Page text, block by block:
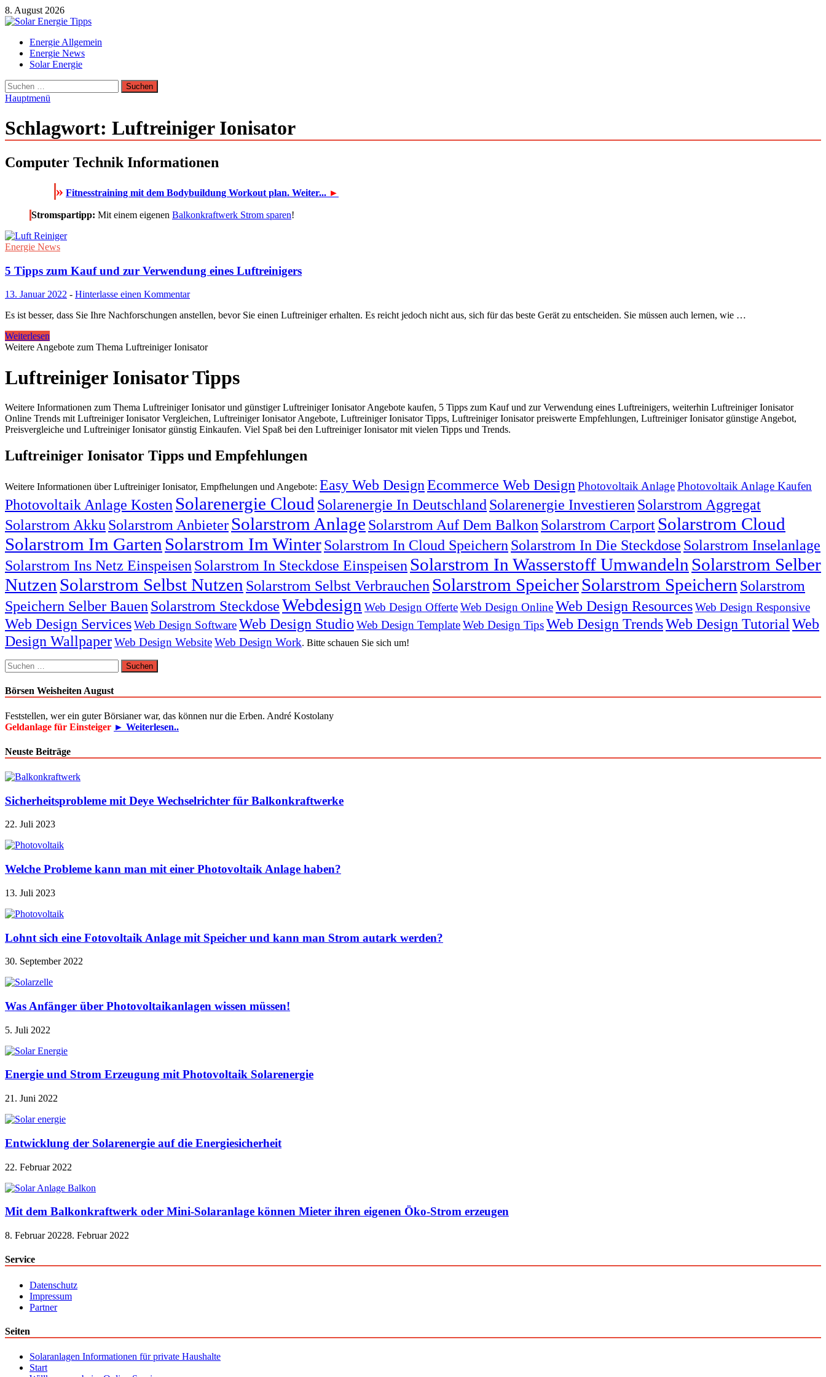
Zum
Inhalt
8. August 2026
Solar Energie Tipps
Solar Energie und Photovoltaik Informationen und Tipps
Energie Allgemein
Energie News
Solar Energie
Suchen
nach:
Hauptmenü
Schlagwort: Luftreiniger Ionisator
Computer Technik Informationen
» Fitnesstraining mit dem Bodybuildung Workout plan. Weiter... ►
Stromspartipp: Mit einem eigenen Balkonkraftwerk Strom sparen!
Energie News
5 Tipps zum Kauf und zur Verwendung eines Luftreinigers
13. Januar 2022 - Hinterlasse einen Kommentar
Es ist besser, dass Sie Ihre Nachforschungen anstellen, bevor Sie einen Luftreiniger erhalten. Es reicht jedoch nicht aus, sich für das beste Gerät zu entscheiden. Sie müssen auch lernen, wie …
Weiterlesen
Weitere Angebote zum Thema Luftreiniger Ionisator
Luftreiniger Ionisator Tipps
Weitere Informationen zum Thema Luftreiniger Ionisator und günstiger Luftreiniger Ionisator Angebote kaufen, 5 Tipps zum Kauf und zur Verwendung eines Luftreinigers, weiterhin Luftreiniger Ionisator
Online Trends mit Luftreiniger Ionisator Vergleichen, Luftreiniger Ionisator Angebote, Luftreiniger Ionisator Tipps, Luftreiniger Ionisator preiswerte Empfehlungen, Luftreiniger Ionisator günstige Angebot,
Preisvergleiche und Luftreiniger Ionisator günstig Einkaufen. Viel Spaß bei den Luftreiniger Ionisator mit vielen Tipps und Trends.
Luftreiniger Ionisator Tipps und Empfehlungen
Weitere Informationen über Luftreiniger Ionisator, Empfhelungen und Angebote: Easy Web DesignEcommerce Web Design Photovoltaik AnlagePhotovoltaik Anlage Kaufen
Photovoltaik Anlage Kosten Solarenergie Cloud Solarenergie In Deutschland Solarenergie Investieren Solarstrom Aggregat
Solarstrom Akku Solarstrom Anbieter Solarstrom Anlage Solarstrom Auf Dem Balkon Solarstrom Carport Solarstrom Cloud
Solarstrom Im Garten Solarstrom Im WinterSolarstrom In Cloud Speichern Solarstrom In Die Steckdose Solarstrom Inselanlage
Solarstrom Ins Netz Einspeisen Solarstrom In Steckdose Einspeisen Solarstrom In Wasserstoff Umwandeln Solarstrom Selber
Nutzen Solarstrom Selbst Nutzen Solarstrom Selbst Verbrauchen Solarstrom SpeicherSolarstrom Speichern Solarstrom
Speichern Selber Bauen Solarstrom SteckdoseWebdesign Web Design OfferteWeb Design OnlineWeb Design ResourcesWeb Design Responsive
Web Design ServicesWeb Design SoftwareWeb Design Studio Web Design TemplateWeb Design TipsWeb Design TrendsWeb Design Tutorial Web
Design WallpaperWeb Design WebsiteWeb Design Work. Bitte schauen Sie sich um!
Suchen
nach:
Börsen Weisheiten August
Feststellen, wer ein guter Börsianer war, das können nur die Erben. André Kostolany
Geldanlage für Einsteiger ► Weiterlesen..
Neuste Beiträge
Sicherheitsprobleme mit Deye Wechselrichter für Balkonkraftwerke
22. Juli 2023
Welche Probleme kann man mit einer Photovoltaik Anlage haben?
13. Juli 2023
Lohnt sich eine Fotovoltaik Anlage mit Speicher und kann man Strom autark werden?
30. September 2022
Was Anfänger über Photovoltaikanlagen wissen müssen!
5. Juli 2022
Energie und Strom Erzeugung mit Photovoltaik Solarenergie
21. Juni 2022
Entwicklung der Solarenergie auf die Energiesicherheit
22. Februar 2022
Mit dem Balkonkraftwerk oder Mini-Solaranlage können Mieter ihren eigenen Öko-Strom erzeugen
8. Februar 20228. Februar 2022
Service
Datenschutz
Impressum
Partner
Seiten
Solaranlagen Informationen für private Haushalte
Start